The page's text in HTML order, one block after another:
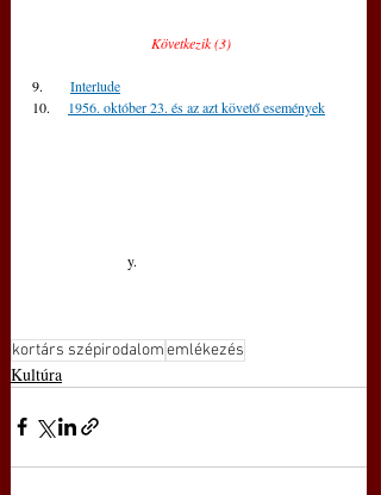
Következik (3)
9. Interlude
10.
1956. október 23. és az azt követő események
y.
kortárs szépirodalomemlékezés
Kultúra